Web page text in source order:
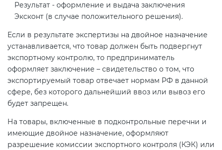
Результат - оформление и выдача заключения
Эксконт (в случае положительного решения).
Если в результате экспертизы на двойное назначение
устанавливается, что товар должен быть подвергнут
экспортному контролю, то предприниматель
оформляет заключение – свидетельство о том, что
экспортируемый товар отвечает нормам РФ в данной
сфере, без которого дальнейший ввоз или вывоз его
будет запрещен.
На товары, включенные в подконтрольные перечни и
имеющие двойное назначение, оформляют
разрешение комиссии экспортного контроля (КЭК) или